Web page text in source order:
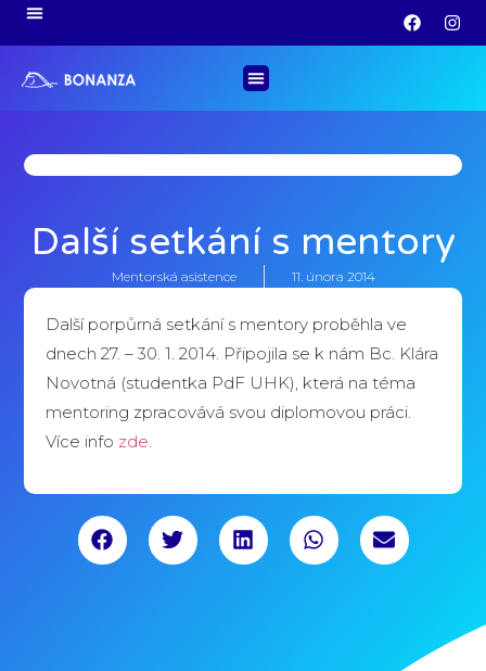
Další setkání s mentory
Mentorská asistence 11. února 2014
Další porpůrná setkání s mentory proběhla ve
dnech 27. – 30. 1. 2014. Připojila se k nám Bc. Klára
Novotná (studentka PdF UHK), která na téma
mentoring zpracovává svou diplomovou práci.
Více info zde.